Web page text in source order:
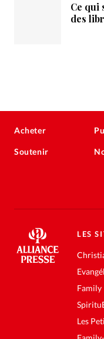
Ce qui
des
Acheter
Soutenir
LES
Family
Les